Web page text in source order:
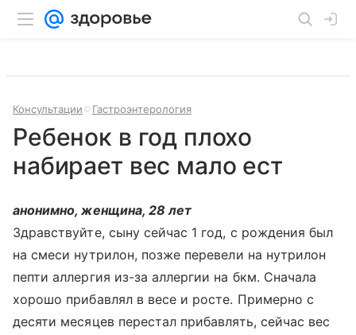
Консультации Гастроэнтерология
Ребенок в год плохо
набирает вес мало ест
анонимно, женщина, 28 лет
Здравствуйте, сыну сейчас 1 год, с рождения был
на смеси нутрилон, позже перевели на нутрилон
пепти аллергия из-за аллергии на бкм. Сначала
хорошо прибавлял в весе и росте. Примерно с
десяти месяцев перестал прибавлять, сейчас вес